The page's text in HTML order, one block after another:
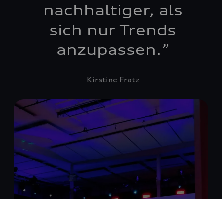
nachhaltiger, als
sich nur Trends
anzupassen.”
Kirstine Fratz